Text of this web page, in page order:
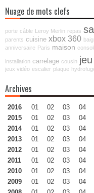
Nuage de mots clefs
porte câble Leroy Merlin repas
parents cuisine xbox 360
anniversaire Paris maison
installation carrelage cousin jeu
jeux vidéo escalier plaque
Archives
2016 01 02 03 04
2015
01 02 03 04
2014
01 02 03 04
2013
01 02 03 04
2012
01 02 03 04
2011
01 02 03 04
2010
01 02 03 04
2009
01 02 03 04